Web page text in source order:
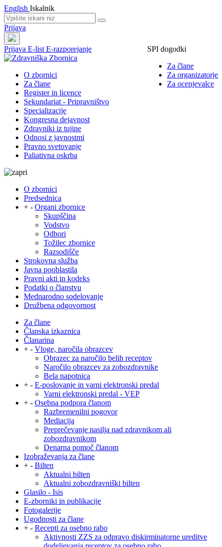
English Iskalnik
Prijava
Prijava
SPI dogodki
Za člane
Za organizatorje
Za ocenjevalce
E-list E-razporejanje
O zbornici
Za člane
Register in licence
Sekundariat - Pripravništvo
Specializacije
Kongresna dejavnost
Zdravniki iz tujine
Odnosi z javnostmi
Pravno svetovanje
Paliativna oskrba
O zbornici
Predsednica
+ - Organi zbornice
Skupščina
Vodstvo
Odbori
Tožilec zbornice
Razsodišče
Strokovna služba
Javna pooblastila
Pravni akti in kodeks
Podatki o članstvu
Mednarodno sodelovanje
Družbena odgovornost
Za člane
Članska izkaznica
Članarina
+ - Vloge, naročila obrazcev
Obrazec za naročilo belih receptov
Naročilo obrazcev za zobozdravnike
Bela napotnica
+ - E-poslovanje in varni elektronski predal
Varni elektronski predal - VEP
+ - Osebna podpora članom
Razbremenilni pogovor
Mediacija
Preprečevanje nasilja nad zdravnikom ali
zobozdravnikom
Denarna pomoč članom
Izobraževanja za člane
+ - Bilten
Aktualni bilten
Aktualni zobozdravniški bilten
Glasilo - Isis
E-zborniki in publikacije
Fotogalerije
Ugodnosti za člane
+ - Recepti za osebno rabo
Aktivnosti ZZS za odpravo diskirminatorne ureditve